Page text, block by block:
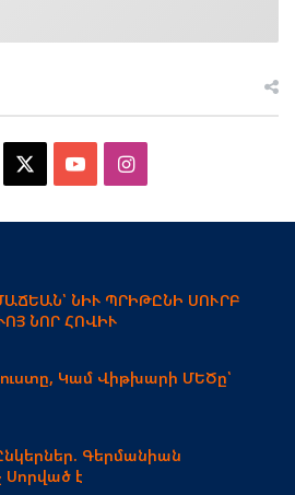
YouTubeInstagram
ՆԻՒ ՊՐԻԹԸՆԻ ՍՈՒՐԲ
ՆՈՐ ՀՈՎԻՒ
Կամ Վիթխարի ՄԵԾը՝
Գերմանիան
Սորված է